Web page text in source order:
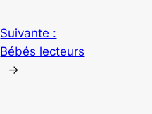
Suivante :
Bébés lecteurs
→